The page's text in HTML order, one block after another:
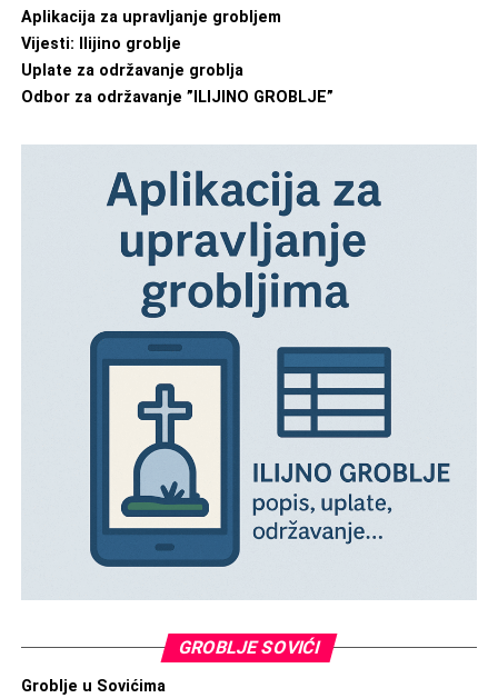
Aplikacija za upravljanje grobljem
Vijesti: Ilijino groblje
Uplate za održavanje groblja
Odbor za održavanje ”ILIJINO GROBLJE”
GROBLJE SOVIĆI
Groblje u Sovićima